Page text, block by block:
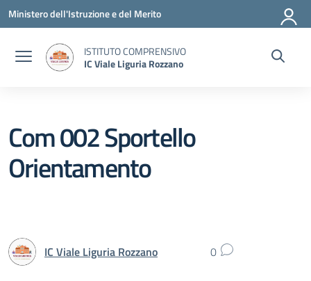
Vai ai contenuti
Vai al menu di navigazione
Vai al footer
Ministero dell'Istruzione e del Merito
ISTITUTO COMPRENSIVO
IC Viale Liguria Rozzano
Com 002 Sportello
Orientamento
IC Viale Liguria Rozzano 0